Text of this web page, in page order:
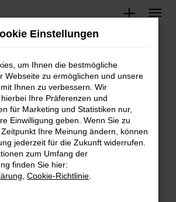
Fahrzeugbestand
Error
Fehler aufgetreten.
Tipps, die dir helfen können:
Firewall und deine
Webseiten, zum Beispiel deine
Einstellungen
um Ihnen die bestmögliche
Webseite zu ermöglichen und unsere
Ihnen zu verbessern. Wir
Ihre Präferenzen und
für Marketing und Statistiken nur,
Einwilligung geben. Wenn Sie zu
Ihre Meinung ändern, können
jederzeit für die Zukunft widerrufen.
zum Umfang der
finden Sie hier:
Cookie-Richtlinie